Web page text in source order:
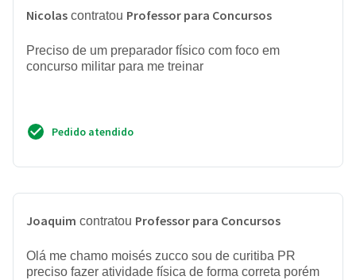
Nicolas contratou Professor para Concursos
Preciso de um preparador físico com foco em
concurso militar para me treinar
Pedido atendido
Joaquim contratou Professor para Concursos
Olá me chamo moisés zucco sou de curitiba PR
preciso fazer atividade física de forma correta porém